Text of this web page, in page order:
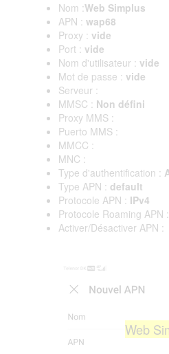
Nom :Web Simplus
APN : wap68
Proxy : vide
Port : vide
Nom d'utilisateur : vide
Mot de passe : vide
Serveur :
MMSC : Non défini
Proxy MMS :
Puerto MMS :
MMCC :
MNC :
Type d'authentification :
Type APN : default
Protocole APN : IPv4
Protocole Roaming APN :
Activer/Désactiver APN :
Web